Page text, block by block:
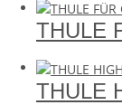
THULE
THULE